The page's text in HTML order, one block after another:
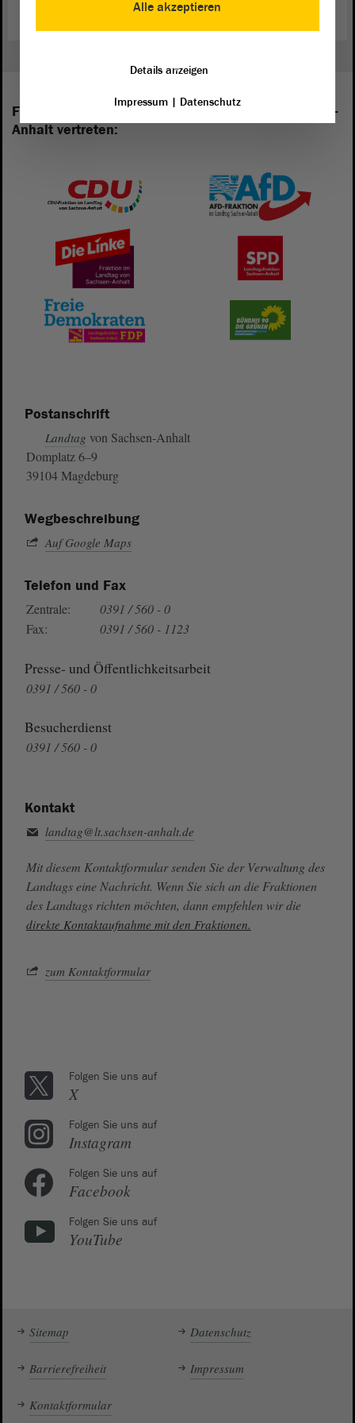
Folgende Fraktionen sind im Landtag von Sachsen-
Anhalt vertreten:
Postanschrift
Landtag von Sachsen-Anhalt
Domplatz 6–9
39104 Magdeburg
Wegbeschreibung
Auf Google Maps
Telefon und Fax
Zentrale:
0391 / 560 - 0
Fax:
0391 / 560 - 1123
Presse- und Öffentlichkeitsarbeit
0391 / 560 - 0
Besucherdienst
0391 / 560 - 0
Kontakt
landtag@lt.sachsen-anhalt.de
Mit diesem Kontaktformular senden Sie der Verwaltung des
Landtags eine Nachricht. Wenn Sie sich an die Fraktionen
des Landtags richten möchten, dann empfehlen wir die
direkte Kontaktaufnahme mit den Fraktionen.
zum Kontaktformular
Folgen Sie uns auf
X
Folgen Sie uns auf
Instagram
Folgen Sie uns auf
Facebook
Folgen Sie uns auf
YouTube
Sitemap Datenschutz
Barrierefreiheit Impressum
Kontaktformular
Alle akzeptieren
Details anzeigen
Impressum| Datenschutz